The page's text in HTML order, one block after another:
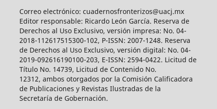
Correo electrónico: cuadernosfronterizos@uacj.mx
Editor responsable: Ricardo León García. Reserva de
Derechos al Uso Exclusivo, versión impresa: No. 04-
2018-112617515300-102, P-ISSN: 2007-1248. Reserva
de Derechos al Uso Exclusivo, versión digital: No. 04-
2019-092616190100-203, E-ISSN: 2594-0422. Licitud de
Título No. 14739, Licitud de Contenido No.
12312, ambos otorgados por la Comisión Calificadora
de Publicaciones y Revistas Ilustradas de la
Secretaría de Gobernación.